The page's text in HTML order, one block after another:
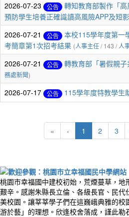
2026-07-23 公告
轉知教育部製作「
預防學生培養正確識讀高風險APP及短
2026-07-21 公告
本校115學年度第一
考簡章第1次招考結果 (人事主任/ 143 /人
2026-07-21 公告 轉教育部「暑假親
務處新聞)
2026-07-17 公告 115學年度特教學生
« ‹ 1 (current)
2 3
桃園市幸福國中建校初始，荒煙蔓草，
艱辛。感謝朱縣長立倫、各級長官、民
美校園。讓莘莘學子們在這巍峨典雅的
游於藝」的理想。欣逢校舍落成，謹此勒